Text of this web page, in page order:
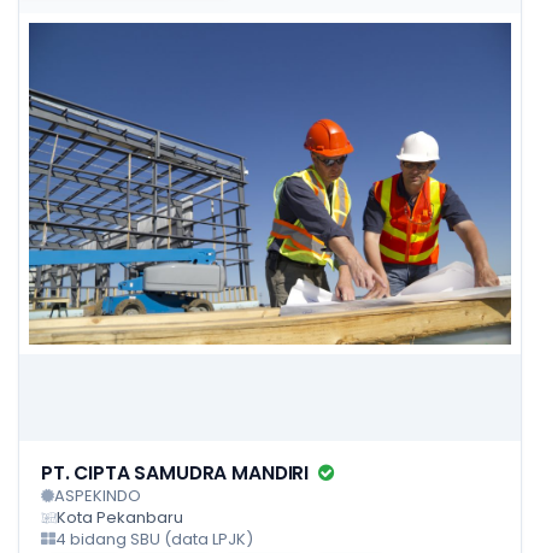
PT. CIPTA SAMUDRA MANDIRI
ASPEKINDO
Kota Pekanbaru
4 bidang SBU (data LPJK)